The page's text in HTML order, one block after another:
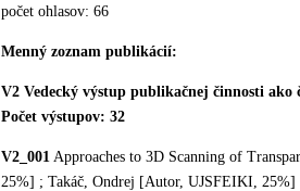
počet ohlasov: 66
Menný zoznam publikácií:
V2 Vedecký výstup publikačnej činnosti
Počet výstupov: 32
V2_001Approaches to 3D Scanning of
25%] ; Takáč, Ondrej [Autor, UJSFEIKI,